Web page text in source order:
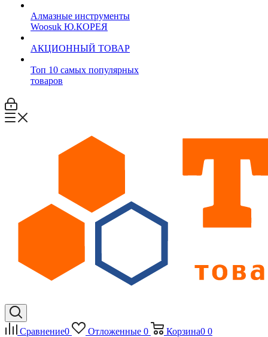
Алмазные инструменты
Woosuk Ю.КОРЕЯ
АКЦИОННЫЙ ТОВАР
Топ 10 самых популярных
товаров
Сравнение0 Отложенные 0 Корзина0 0